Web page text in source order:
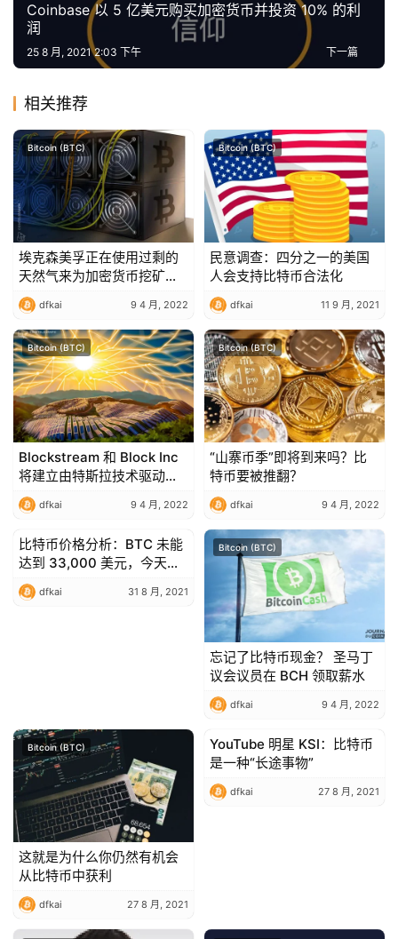
Coinbase 以 5 亿美元购买加密货币并投资 10% 的利
润
下一篇
25 8 月, 2021 2:03 下午
相关推荐
Bitcoin (BTC)
埃克森美孚正在使用过剩的
天然气来为加密货币挖矿提
供动力：报告
dfkai 9 4 月, 2022
Bitcoin (BTC)
民意调查：四分之一的美国
人会支持比特币合法化
dfkai 11 9 月, 2021
Bitcoin (BTC)
Blockstream 和 Block Inc
将建立由特斯拉技术驱动的
太阳能比特币挖矿设施
dfkai 9 4 月, 2022
Bitcoin (BTC)
“山寨币季”即将到来吗？比
特币要被推翻？
dfkai 9 4 月, 2022
Bitcoin (BTC)
比特币价格分析：BTC 未能
达到 33,000 美元，今天将
逆转？
dfkai 31 8 月, 2021
Bitcoin (BTC)
忘记了比特币现金？ 圣马丁
议会议员在 BCH 领取薪水
dfkai 9 4 月, 2022
Bitcoin (BTC)
这就是为什么你仍然有机会
从比特币中获利
dfkai 27 8 月, 2021
Bitcoin (BTC)
YouTube 明星 KSI：比特币
是一种“长途事物”
dfkai 27 8 月, 2021